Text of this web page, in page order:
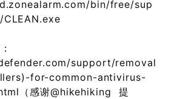
bin/free/sup
support/removal
for-common-antivirus-
（感谢@hikehiking 提